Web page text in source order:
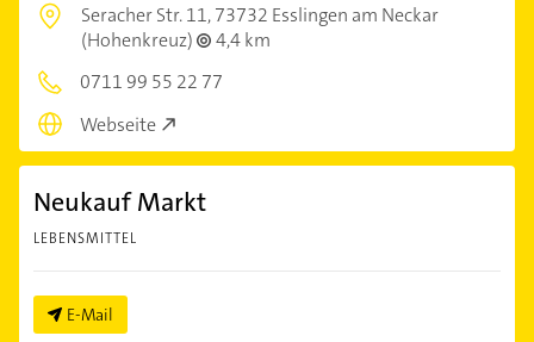
Seracher Str. 11,73732 Esslingen am Neckar
(Hohenkreuz)
4,4 km
0711 99 55 22 77
Webseite
Neukauf Markt
LEBENSMITTEL
E-Mail